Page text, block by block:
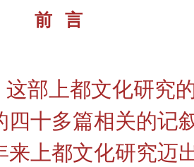
言
这部上都文化研究
四十多篇相关的记
来上都文化研究迈